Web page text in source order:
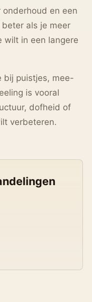
onderhoud en een
als je meer
wilt in een langere
bij puistjes, mee-
is vooral
dofheid of
verbeteren.